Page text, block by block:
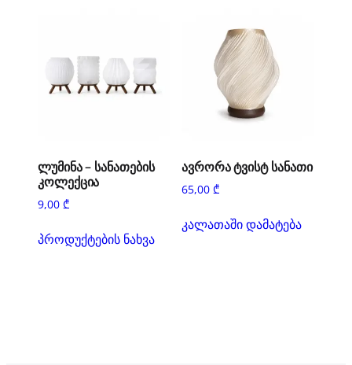
ლუმინა – სანათების
კოლექცია
9,00 ₾
პროდუქტების ნახვა
ავრორა ტვისტ სანათი
65,00 ₾
კალათაში დამატება